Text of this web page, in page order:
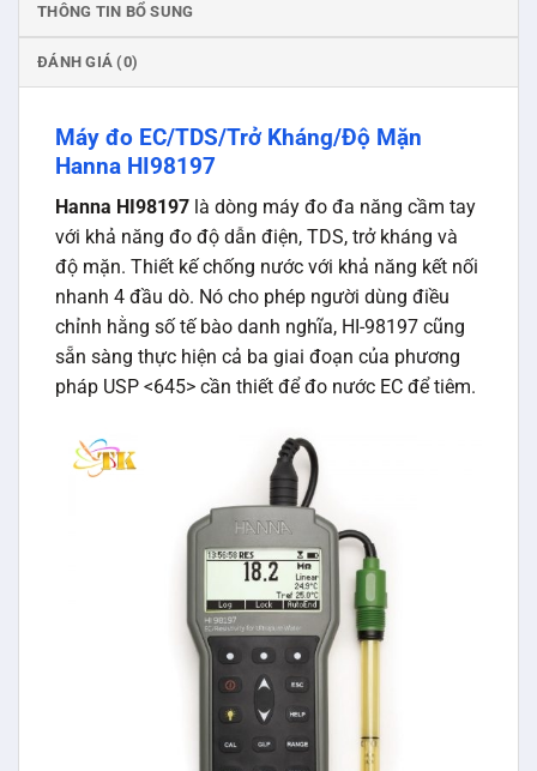
THÔNG TIN BỔ SUNG
ĐÁNH GIÁ (0)
Máy đo EC/TDS/Trở Kháng/Độ Mặn
Hanna HI98197
Hanna HI98197 là dòng máy đo đa năng cầm tay
với khả năng đo độ dẫn điện, TDS, trở kháng và
độ mặn. Thiết kế chống nước với khả năng kết nối
nhanh 4 đầu dò. Nó cho phép người dùng điều
chỉnh hằng số tế bào danh nghĩa, HI-98197 cũng
sẵn sàng thực hiện cả ba giai đoạn của phương
pháp USP <645> cần thiết để đo nước EC để tiêm.